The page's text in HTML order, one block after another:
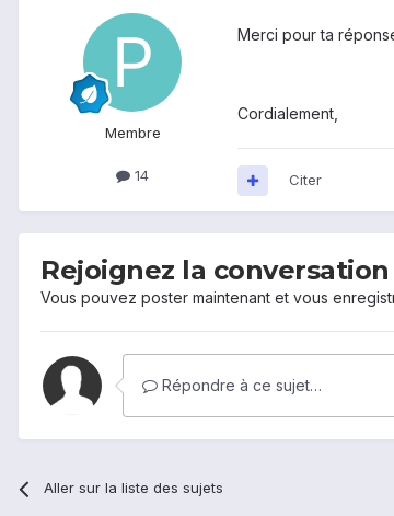
Membre
14
Merci pour ta
Cordialement,
Citer
Rejoignez la conversation
Vous pouvez poster maintenant et vous
Répondre à ce sujet…
Aller sur la liste des sujets